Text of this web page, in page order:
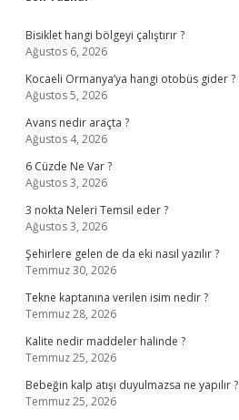
Sidebar
Bisiklet hangi bölgeyi çalıştırır ?
Ağustos 6, 2026
Kocaeli Ormanya’ya hangi otobüs gider ?
Ağustos 5, 2026
Avans nedir araçta ?
Ağustos 4, 2026
6 Cüzde Ne Var ?
Ağustos 3, 2026
3 nokta Neleri Temsil eder ?
Ağustos 3, 2026
Şehirlere gelen de da eki nasıl yazılır ?
Temmuz 30, 2026
Tekne kaptanına verilen isim nedir ?
Temmuz 28, 2026
Kalite nedir maddeler halinde ?
Temmuz 25, 2026
Bebeğin kalp atışı duyulmazsa ne yapılır ?
Temmuz 25, 2026